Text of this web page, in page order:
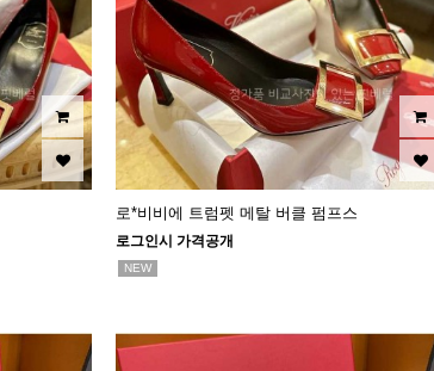
로*비비에 트럼펫 메탈 버클 펌프스
로그인시 가격공개
NEW